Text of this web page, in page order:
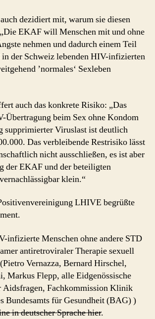
dezidiert mit, warum sie diesen
EKAF will Menschen mit und ohne
nehmen und dadurch einem Teil
in der Schweiz lebenden HIV-infizierten
’normales‘ Sexleben
auch das konkrete Risiko: „Das
Übertragung beim Sex ohne Kondom
supprimierter Viruslast ist deutlich
Das verbleibende Restrisiko lässt
nicht ausschließen, es ist aber
der EKAF und der beteiligten
klein.“
LHIVE begrüßte
infizierte Menschen ohne andere STD
antiretroviraler Therapie sexuell
Vernazza, Bernard Hirschel,
Markus Flepp, alle Eidgenössische
Fachkommission Klinik
Bundesamts für Gesundheit (BAG) )
in deutscher Sprache hier.